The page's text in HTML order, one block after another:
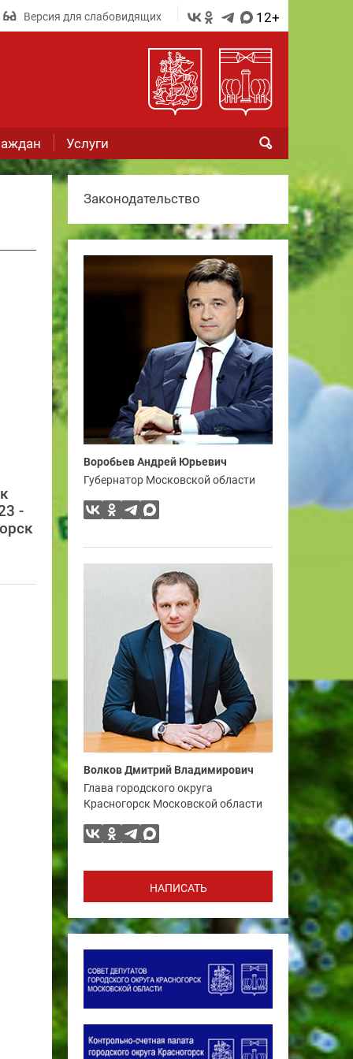
Версия для слабовидящих 12+
Услуги
-
Законодательство
Воробьев Андрей Юрьевич
Губернатор Московской области
Волков Дмитрий Владимирович
Глава городского округа
Красногорск Московской области
НАПИСАТЬ